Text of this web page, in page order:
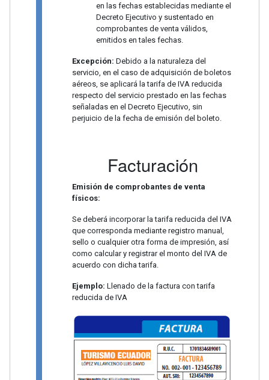
en las fechas establecidas mediante el
Decreto Ejecutivo y sustentado en
comprobantes de venta válidos,
emitidos en tales fechas.
Excepción: Debido a la naturaleza del
servicio, en el caso de adquisición de boletos
aéreos, se aplicará la tarifa de IVA reducida
respecto del servicio prestado en las fechas
señaladas en el Decreto Ejecutivo, sin
perjuicio de la fecha de emisión del boleto.
Facturación
Emisión de comprobantes de venta
físicos:
Se deberá incorporar la tarifa reducida del IVA
que corresponda mediante registro manual,
sello o cualquier otra forma de impresión, así
como calcular y registrar el monto del IVA de
acuerdo con dicha tarifa.
Ejemplo: Llenado de la factura con tarifa
reducida de IVA